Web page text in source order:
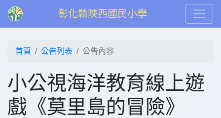
彰化縣陝西國民小學
首頁 公告列表 公告內容
小公視海洋教育線上遊
戲《莫里島的冒險》